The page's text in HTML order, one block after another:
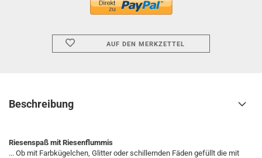
AUF DEN MERKZETTEL
Beschreibung
Riesenspaß mit Riesenflummis
... Ob mit Farbkügelchen, Glitter oder schillernden Fäden gefüllt die mit